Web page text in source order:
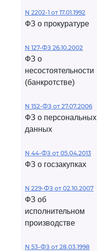
N 2202-1 от 17.01.1992
ФЗ о прокуратуре
N 127-ФЗ 26.10.2002
ФЗ о
несостоятельности
(банкротстве)
N 152-ФЗ от 27.07.2006
ФЗ о персональных
данных
N 44-ФЗ от 05.04.2013
ФЗ о госзакупках
N 229-ФЗ от 02.10.2007
ФЗ об
исполнительном
производстве
N 53-ФЗ от 28.03.1998